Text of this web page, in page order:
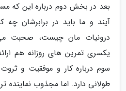
بعد در بخش دوم درباره این که
آیند و ما باید در برابرشان چه
درونیات مان چیست، صحبت
یکسری تمرین های روزانه هم
سوم درباره کار و موفقیت و
طولانی دارد. اما مجذوب نماینده